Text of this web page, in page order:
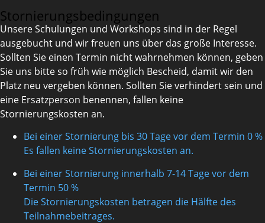
Stornierungsbedingungen
Unsere Schulungen und Workshops sind in der Regel
ausgebucht und wir freuen uns über das große Interesse.
Sollten Sie einen Termin nicht wahrnehmen können, geben
Sie uns bitte so früh wie möglich Bescheid, damit wir den
Platz neu vergeben können. Sollten Sie verhindert sein und
eine Ersatzperson benennen, fallen keine
Stornierungskosten an.
Bei einer Stornierung bis 30 Tage vor dem Termin 0 %
Es fallen keine Stornierungskosten an.
Bei einer Stornierung innerhalb 7-14 Tage vor dem
Termin 50 %
Die Stornierungskosten betragen die Hälfte des
Teilnahmebeitrages.